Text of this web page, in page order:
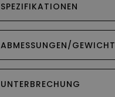
SPEZIFIKATIONEN
ABMESSUNGEN/GEWICHT
UNTERBRECHUNG